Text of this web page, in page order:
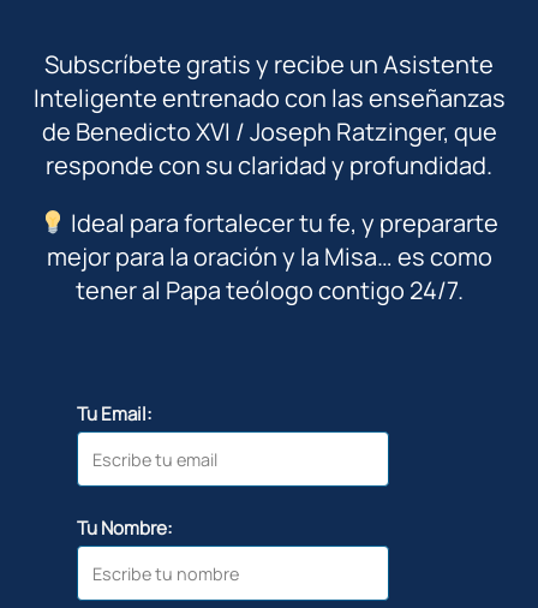
Subscríbete gratis y recibe un Asistente
Inteligente entrenado con las enseñanzas
de Benedicto XVI / Joseph Ratzinger, que
responde con su claridad y profundidad.
Ideal para fortalecer tu fe, y prepararte
mejor para la oración y la Misa… es como
tener al Papa teólogo contigo 24/7.
Tu Email:
Tu Nombre: